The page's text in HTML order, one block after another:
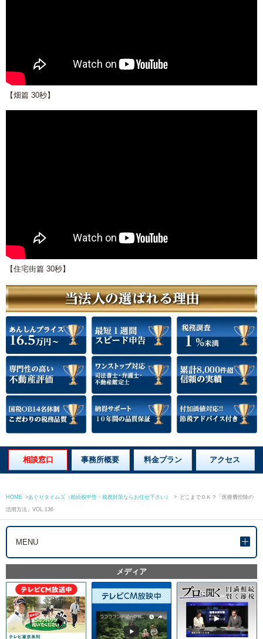
【畑篇 30秒】
【住宅街篇 30秒】
相談窓口 事務所概要 料金プラン アクセス
HOME >あぐりタイムズ（相続税申告・税務対策ならお任せ下さい） > どこまでＯＫ？「医療費控除の
活用方法」VOL.136
MENU
メディア